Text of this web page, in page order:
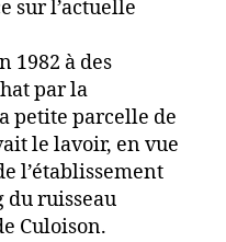
sur l’actuelle
1982 à des
par la
petite parcelle de
le lavoir, en vue
l’établissement
du ruisseau
Culoison.